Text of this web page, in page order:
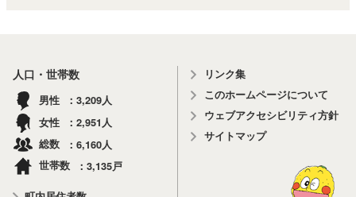
人口・世帯数
男性 3,209人
女性
2,951 人
総数
6,160 人
世帯数
3,135戸
リンク集
このホームページについて
ウェブアクセシビリティ方針
サイトマップ